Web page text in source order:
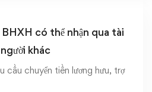
có thể nhận qua tài
khác
cầu chuyển tiền lương hưu, trợ